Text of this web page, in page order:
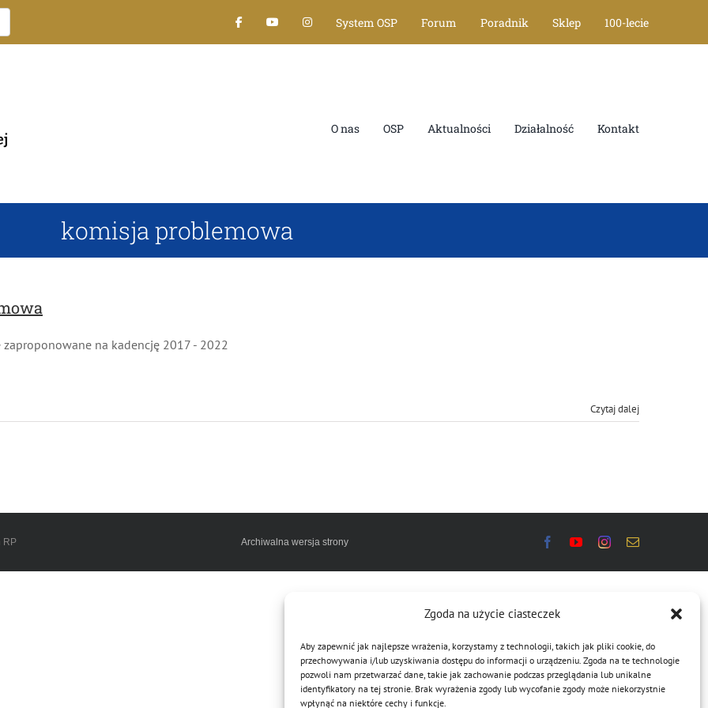
Zgoda na użycie ciasteczek
Aby zapewnić jak najlepsze wrażenia, korzystamy z technologii, takich jak pliki cookie, do
przechowywania i/lub uzyskiwania dostępu do informacji o urządzeniu. Zgoda na te technologie
pozwoli nam przetwarzać dane, takie jak zachowanie podczas przeglądania lub unikalne
identyfikatory na tej stronie. Brak wyrażenia zgody lub wycofanie zgody może niekorzystnie
wpłynąć na niektóre cechy i funkcje.
System OSP Forum Poradnik Sklep 100-lecie
O nas OSP Aktualności Działalność Kontakt
komisja problemowa
na kadencję 2017 - 2022
Czytaj dalej
RP Archiwalna wersja strony